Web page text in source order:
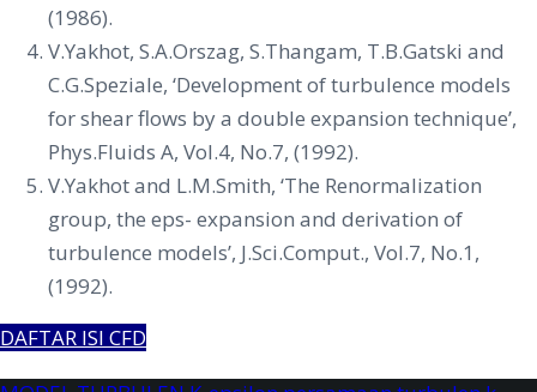
(1986).
V.Yakhot, S.A.Orszag, S.Thangam, T.B.Gatski and
C.G.Speziale, ‘Development of turbulence models
for shear flows by a double expansion technique’,
Phys.Fluids A, Vol.4, No.7, (1992).
V.Yakhot and L.M.Smith, ‘The Renormalization
group, the eps- expansion and derivation of
turbulence models’, J.Sci.Comput., Vol.7, No.1,
(1992).
DAFTAR ISI CFD